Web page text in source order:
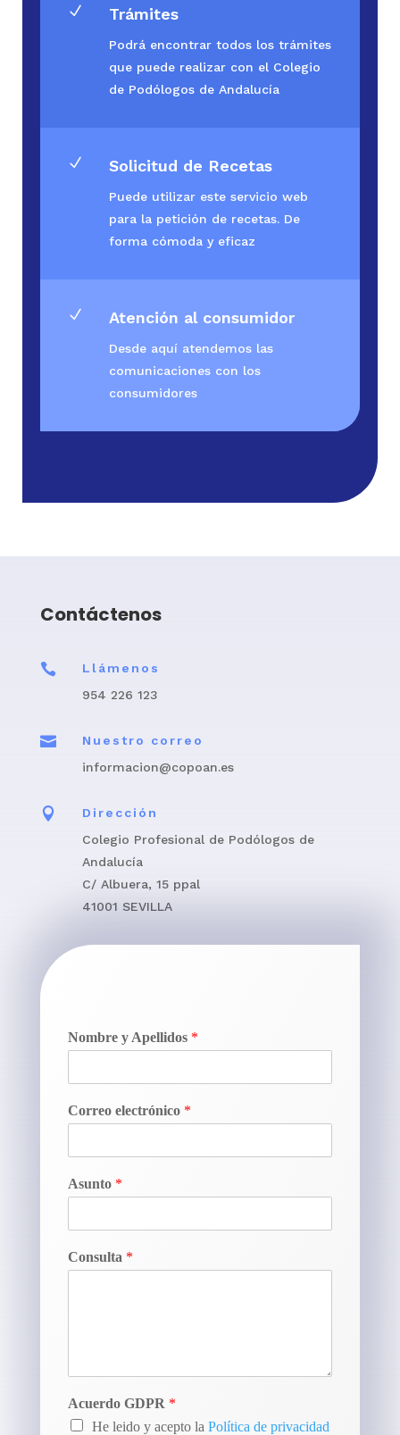
N Trámites
Podrá encontrar todos los trámites
que puede realizar con el Colegio
de Podólogos de Andalucía
N Solicitud de Recetas
Puede utilizar este servicio web
para la petición de recetas. De
forma cómoda y eficaz
N Atención al consumidor
Desde aquí atendemos las
comunicaciones con los
consumidores
Contáctenos

Llámenos
954 226 123

Nuestro correo
informacion@copoan.es

Dirección
Colegio Profesional de Podólogos de
Andalucía
C/ Albuera, 15 ppal
41001 SEVILLA
Nombre y Apellidos *
Correo electrónico *
Asunto *
Consulta *
Acuerdo GDPR *
He leido y acepto la Política de privacidad